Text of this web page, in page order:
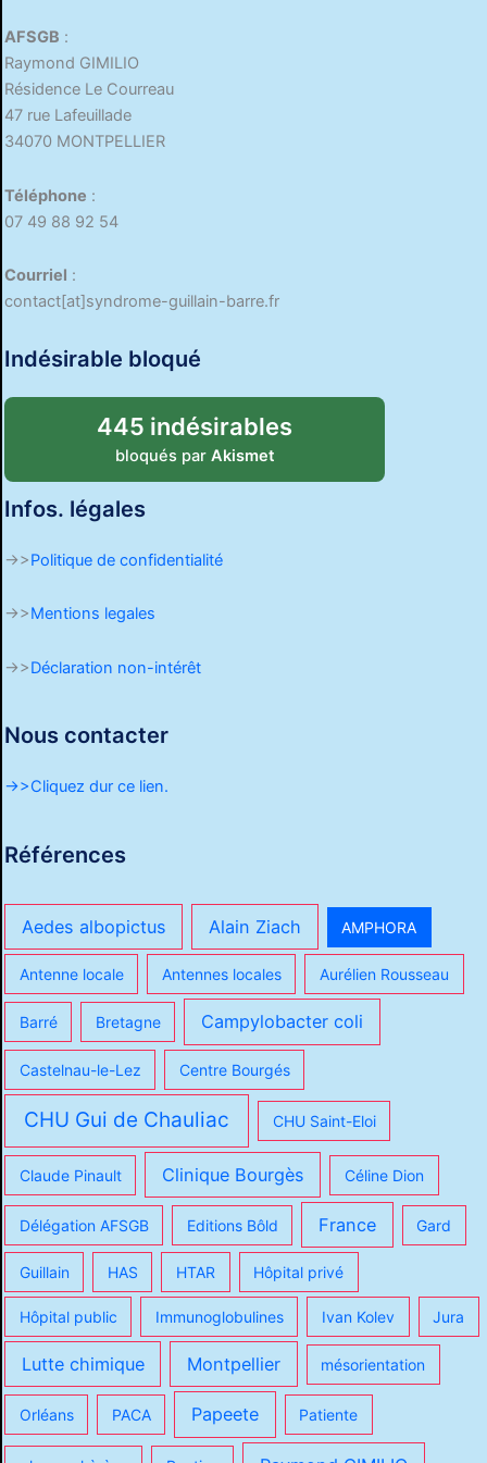
AFSGB :
Raymond GIMILIO
Résidence Le Courreau
47 rue Lafeuillade
34070 MONTPELLIER
Téléphone :
07 49 88 92 54
Courriel :
contact[at]syndrome-guillain-barre.fr
Indésirable bloqué
445 indésirables
bloqués par Akismet
Infos. légales
->>Politique de confidentialité
->>Mentions legales
->>Déclaration non-intérêt
Nous contacter
->>Cliquez dur ce lien.
Références
Aedes albopictus Alain Ziach AMPHORA
Antenne locale Antennes locales Aurélien Rousseau
Barré Bretagne Campylobacter coli
Castelnau-le-Lez Centre Bourgés
CHU Gui de Chauliac CHU Saint-Eloi
Claude Pinault Clinique Bourgès Céline Dion
Délégation AFSGB Editions Bôld France Gard
Guillain HAS HTAR Hôpital privé
Hôpital public Immunoglobulines Ivan Kolev Jura
Lutte chimique Montpellier mésorientation
Orléans PACA Papeete Patiente